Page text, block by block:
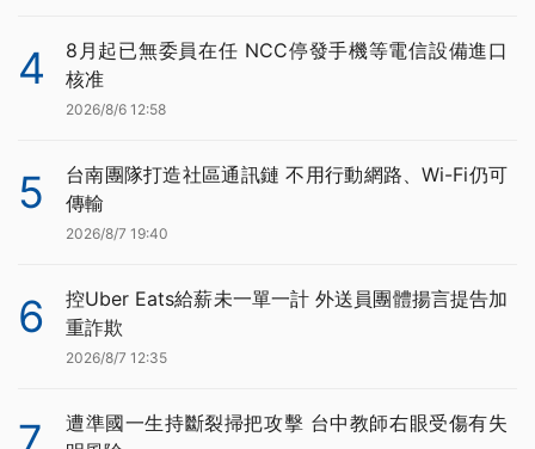
4
8月起已無委員在任 NCC停發手機等電信設備進口
核准
2026/8/6 12:58
5
台南團隊打造社區通訊鏈 不用行動網路、Wi-Fi仍可
傳輸
2026/8/7 19:40
6
控Uber Eats給薪未一單一計 外送員團體揚言提告加
重詐欺
2026/8/7 12:35
遭準國一生持斷裂掃把攻擊 台中教師右眼受傷有失